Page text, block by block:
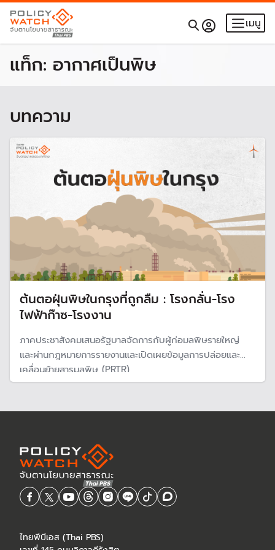
เมนู
แท็ก: อากาศเป็นพิษ
บทความ
ต้นตอฝุ่นพิษในกรุงที่ถูกลืม : โรงกลั่น-โรง
ไฟฟ้าก๊าซ-โรงงาน
ภาคประชาสังคมเสนอรัฐบาลจัดการกับผู้ก่อมลพิษรายใหญ่
และผ่านกฎหมายการรายงานและเปิดเผยข้อมูลการปล่อยและ
เคลื่อนย้ายสารมลพิษ (PRTR)
ไทยพีบีเอส (Thai PBS)